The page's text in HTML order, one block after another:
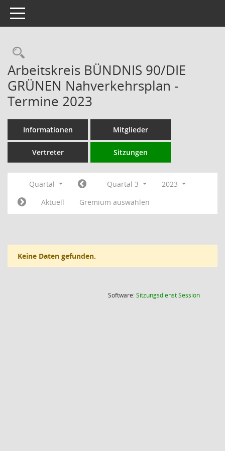
Toggle navigation
Rechercheauswahl
Arbeitskreis BÜNDNIS 90/DIE
GRÜNEN Nahverkehrsplan -
Termine 2023
Informationen Mitglieder
Vertreter Sitzungen
Quartal Quartal 3
2023
Aktuell
Gremium auswählen
Keine Daten gefunden.
Software:SitzungsdienstSession(Wird in